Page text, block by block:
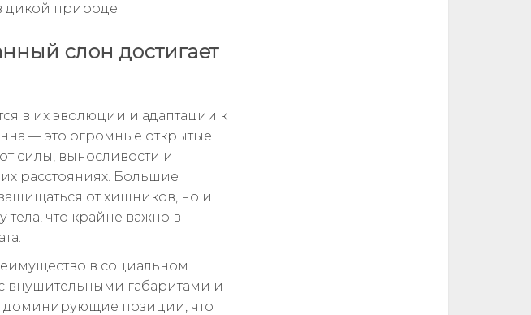
дикой природе
слон достигает
в их эволюции и адаптации к
— это огромные открытые
силы, выносливости и
расстояниях. Большие
от хищников, но и
тела, что крайне важно в
в социальном
внушительными габаритами и
доминирующие позиции, что